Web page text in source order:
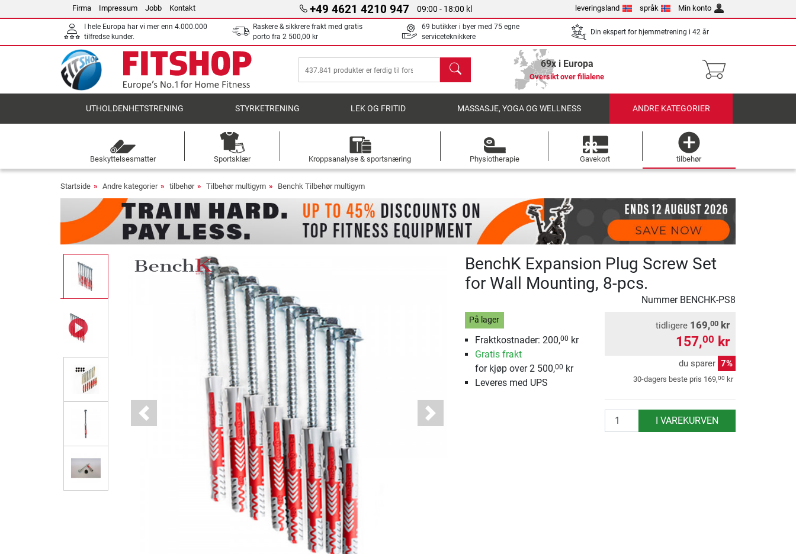
Firma Impressum Jobb Kontakt +49 4621 4210 947 09:00 - 18:00 kl leveringsland språk Min konto
I hele Europa har vi mer enn 4.000.000
tilfredse kunder.
Raskere & sikkrere frakt med gratis
porto fra 2 500,00 kr
69 butikker i byer med 75 egne
serviceteknikkere
Din ekspert for hjemmetrening i 42 år
søk 69x i Europa
Oversikt over filialene
UTHOLDENHETSTRENING STYRKETRENING LEK OG FRITID MASSASJE, YOGA OG WELLNESS ANDRE KATEGORIER
Beskyttelsesmatter Sportsklær Kroppsanalyse & sportsnæring Physiotherapie Gavekort tilbehør
Startside Andre kategorier tilbehør Tilbehør multigym Benchk Tilbehør multigym
Previous Next
BenchK Expansion Plug Screw Set
for Wall Mounting, 8-pcs.
Nummer BENCHK-PS8
På lager
Fraktkostnader: 200,00 kr
Gratis frakt
for kjøp over 2 500,00 kr
Leveres med UPS
tidligere 169,00 kr
157,00 kr
du sparer 7%
30-dagers beste pris 169,00 kr
antall I VAREKURVEN